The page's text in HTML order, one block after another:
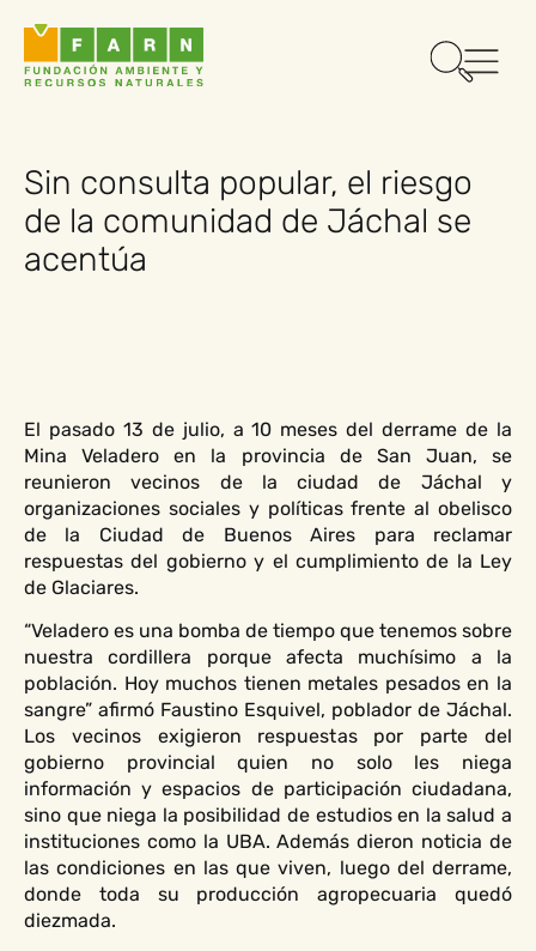
Sin consulta popular, el riesgo
de la comunidad de Jáchal se
acentúa
El pasado 13 de julio, a 10 meses del derrame de la
Mina Veladero en la provincia de San Juan, se
reunieron vecinos de la ciudad de Jáchal y
organizaciones sociales y políticas frente al obelisco
de la Ciudad de Buenos Aires para reclamar
respuestas del gobierno y el cumplimiento de la Ley
de Glaciares.
“Veladero es una bomba de tiempo que tenemos sobre
nuestra cordillera porque afecta muchísimo a la
población. Hoy muchos tienen metales pesados en la
sangre” afirmó Faustino Esquivel, poblador de Jáchal.
Los vecinos exigieron respuestas por parte del
gobierno provincial quien no solo les niega
información y espacios de participación ciudadana,
sino que niega la posibilidad de estudios en la salud a
instituciones como la UBA. Además dieron noticia de
las condiciones en las que viven, luego del derrame,
donde toda su producción agropecuaria quedó
diezmada.